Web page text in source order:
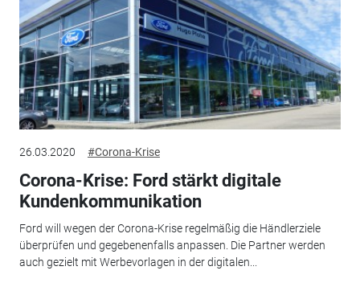
26.03.2020 #Corona-Krise
Corona-Krise: Ford stärkt digitale
Kundenkommunikation
Ford will wegen der Corona-Krise regelmäßig die Händlerziele
überprüfen und gegebenenfalls anpassen. Die Partner werden
auch gezielt mit Werbevorlagen in der digitalen...